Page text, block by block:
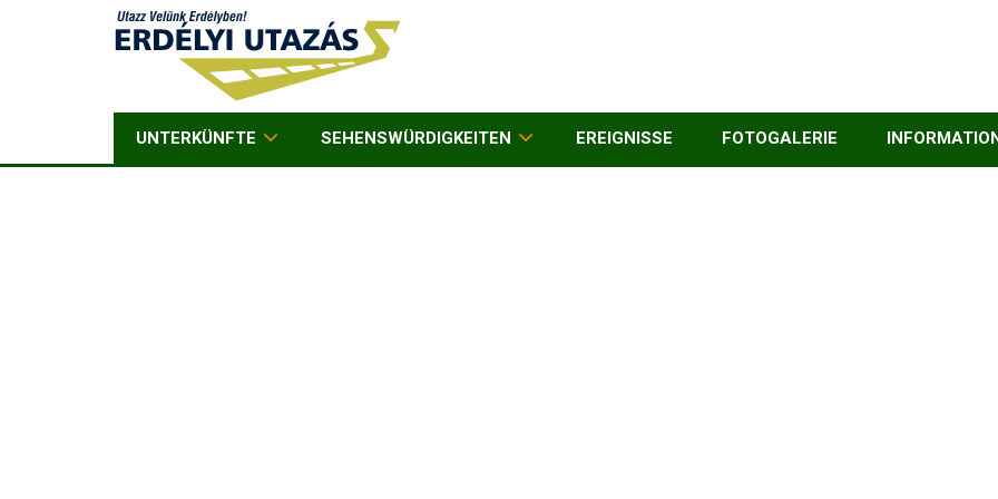
UNTERKÜNFTE SEHENSWÜRDIGKEITEN EREIGNISSE FOTOGALERIE